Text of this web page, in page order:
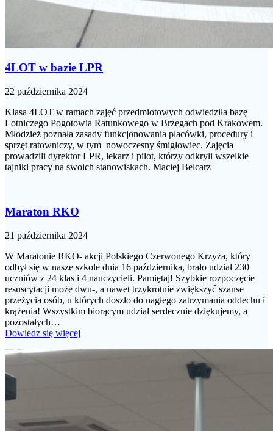
4LOT w bazie LPR
22 października 2024
Klasa 4LOT w ramach zajęć przedmiotowych odwiedziła bazę
Lotniczego Pogotowia Ratunkowego w Brzegach pod Krakowem.
Młodzież poznała zasady funkcjonowania placówki, procedury i
sprzęt ratowniczy, w tym nowoczesny śmigłowiec. Zajęcia
prowadzili dyrektor LPR, lekarz i pilot, którzy odkryli wszelkie
tajniki pracy na swoich stanowiskach. Maciej Belcarz
Maraton RKO
21 października 2024
W Maratonie RKO- akcji Polskiego Czerwonego Krzyża, który
odbył się w nasze szkole dnia 16 października, brało udział 230
uczniów z 24 klas i 4 nauczycieli. Pamiętaj! Szybkie rozpoczęcie
resuscytacji może dwu-, a nawet trzykrotnie zwiększyć szanse
przeżycia osób, u których doszło do nagłego zatrzymania oddechu i
krążenia! Wszystkim biorącym udział serdecznie dziękujemy, a
pozostałych…
Dowiedz się więcej